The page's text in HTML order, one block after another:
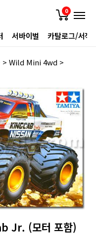
0
서바이벌 카탈로그/서적
>Wild Mini 4wd >
Jr. (모터 포함)